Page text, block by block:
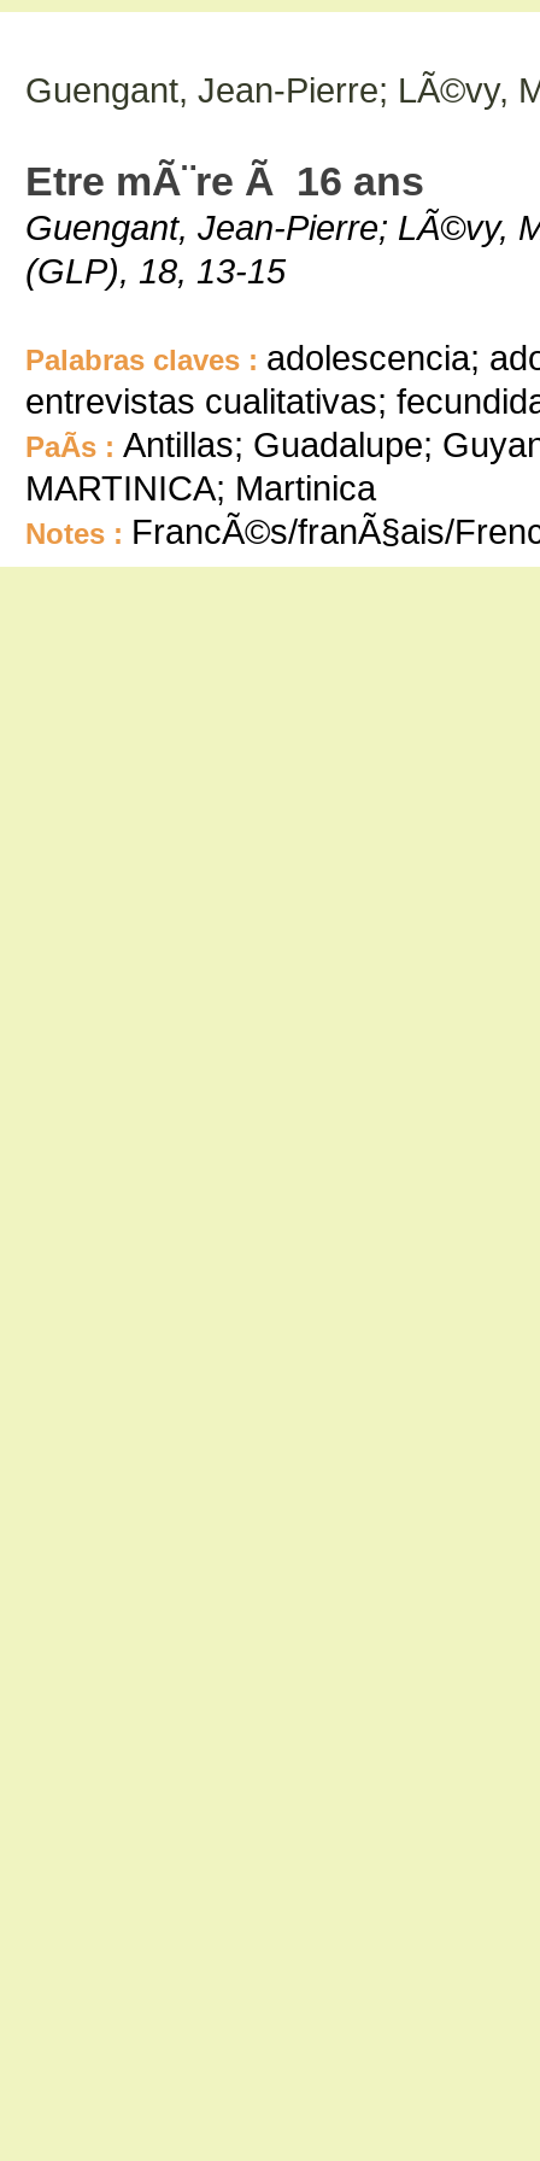
Guengant, Jean-Pierre; LÃ©vy,
Etre mÃ¨re Ã 16 ans
Guengant, Jean-Pierre; LÃ©vy,
(GLP), 18, 13-15
Palabras claves : adolescencia;
entrevistas cualitativas;
PaÃ­s : Antillas; Guadalupe;
MARTINICA; Martinica
Notes : FrancÃ©s/franÃ§ais/